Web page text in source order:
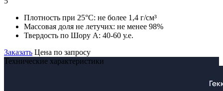
Плотность при 25°С: не более 1,4 г/см³
Массовая доля не летучих: не менее 98%
Твердость по Шору А: 40-60 у.е.
Заказать Цена по запросу
Технические характеристики